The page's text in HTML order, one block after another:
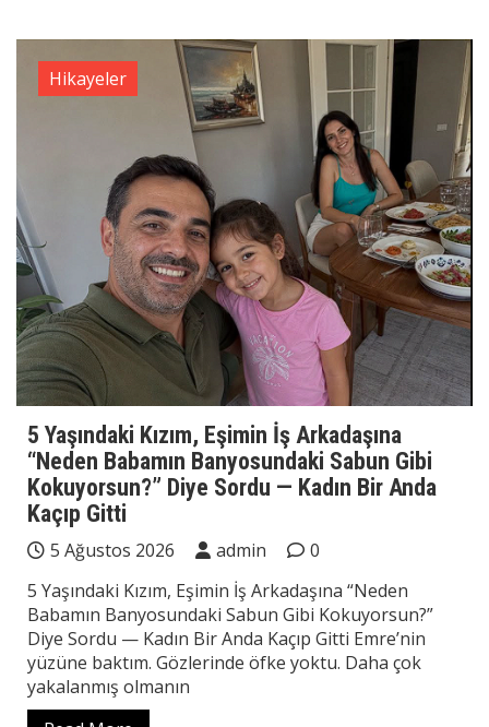
Hikayeler
5 Yaşındaki Kızım, Eşimin İş Arkadaşına
“Neden Babamın Banyosundaki Sabun Gibi
Kokuyorsun?” Diye Sordu — Kadın Bir Anda
Kaçıp Gitti
5 Ağustos 2026 admin
0
5 Yaşındaki Kızım, Eşimin İş Arkadaşına “Neden
Babamın Banyosundaki Sabun Gibi Kokuyorsun?”
Diye Sordu — Kadın Bir Anda Kaçıp Gitti Emre’nin
yüzüne baktım. Gözlerinde öfke yoktu. Daha çok
yakalanmış olmanın